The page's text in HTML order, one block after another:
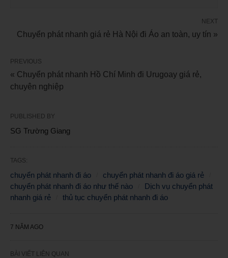
NEXT
Chuyển phát nhanh giá rẻ Hà Nội đi Áo an toàn, uy tín »
PREVIOUS
« Chuyển phát nhanh Hồ Chí Minh đi Urugoay giá rẻ,
chuyên nghiệp
PUBLISHED BY
SG Trường Giang
TAGS:
chuyển phát nhanh đi áo
chuyển phát nhanh đi áo giá rẻ
chuyển phát nhanh đi áo như thế nào
Dịch vụ chuyển phát
nhanh giá rẻ
thủ tục chuyển phát nhanh đi áo
7 NĂM AGO
BÀI VIẾT LIÊN QUAN